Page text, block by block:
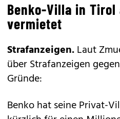
Benko-Villa in Tirol
vermietet
Strafanzeigen.Laut
über Strafanzeigen
Gründe:
Benko hat seine Privat-